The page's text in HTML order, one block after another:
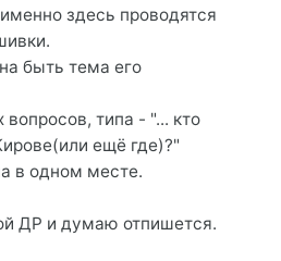
здесь проводятся
быть тема его
типа - "... кто
ещё где)?"
в одном месте.
ДР и думаю отпишется.